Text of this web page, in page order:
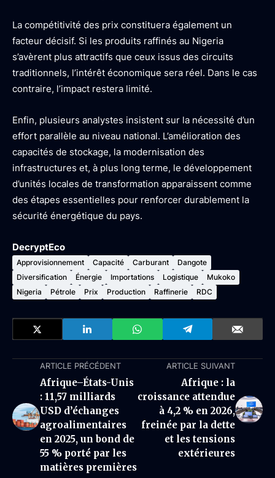
La compétitivité des prix constituera également un
facteur décisif. Si les produits raffinés au Nigeria
s’avèrent plus attractifs que ceux issus des circuits
traditionnels, l’intérêt économique sera réel. Dans le cas
contraire, l’impact restera limité.
Enfin, plusieurs analystes insistent sur la nécessité d’un
effort parallèle au niveau national. L’amélioration des
capacités de stockage, la modernisation des
infrastructures et, à plus long terme, le développement
d’unités locales de transformation apparaissent comme
des étapes essentielles pour renforcer durablement la
sécurité énergétique du pays.
DecryptEco
Approvisionnement Capacité Carburant
Dangote
Diversification
Énergie Importations Logistique
Mukoko
Nigeria
Pétrole Prix Production Raffinerie RDC
ARTICLE PRÉCÉDENT
Afrique–États-Unis
: 11,57 milliards
USD d’échanges
agroalimentaires
en 2025, un bond de
55 % porté par les
matières premières
ARTICLE SUIVANT
Afrique : la
croissance attendue
à 4,2 % en 2026,
freinée par la dette
et les tensions
extérieures